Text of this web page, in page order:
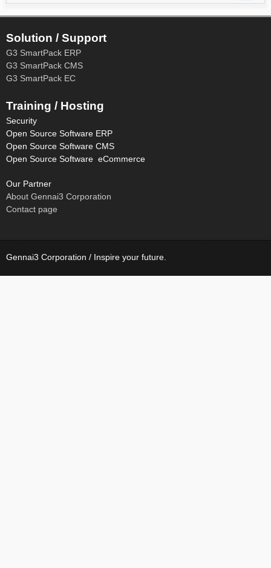
Solution / Support
G3 SmartPack ERP
G3 SmartPack CMS
G3 SmartPack EC
Training / Hosting
Security
Open Source Software ERP
Open Source Software CMS
Open Source Software eCommerce
Our Partner
About Gennai3 Corporation
Contact page
Gennai3 Corporation / Inspire your future.